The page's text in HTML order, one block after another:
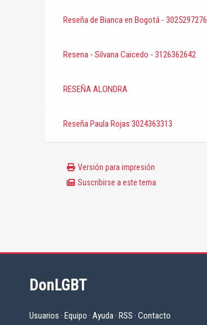
Reseña de Bianca en Bogotá - 3025297276
Resena - Silvana Caicedo - 3126362642
RESEÑA ALONDRA
Reseña Paula Rojas 3024363313
Versión para impresión
Suscribirse a este tema
DonLGBT
Usuarios · Equipo · Ayuda· RSS · Contacto